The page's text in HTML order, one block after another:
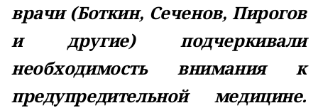
врачи (Боткин, Сеченов, Пирогов
и другие) подчеркивали
необходимость внимания к
предупредительной медицине.